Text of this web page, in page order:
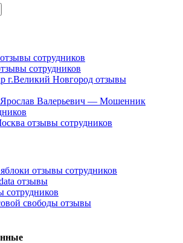
сотрудников
сотрудников
г.Великий Новгород отзывы
Валерьевич — Мошенник
отзывы сотрудников
отзывы сотрудников
отзывы
сотрудников
свободы отзывы